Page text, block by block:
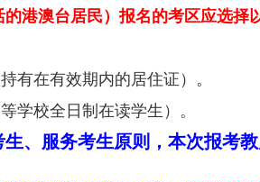
港澳台居民）报名的考区应选择
有在有效期内的居住证）。
学校全日制在读学生）。
、服务考生原则，本次报考